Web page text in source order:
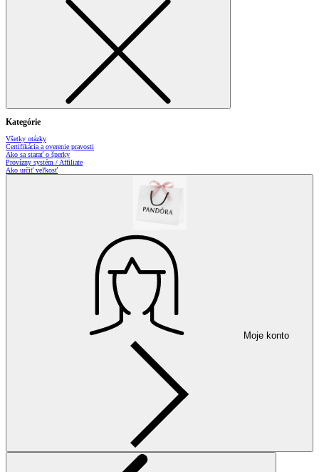
Kategórie
Všetky otázky
Certifikácia a overenie pravosti
Ako sa starať o šperky
Provízny systém / Affiliate
Ako určiť veľkosť
Moje konto